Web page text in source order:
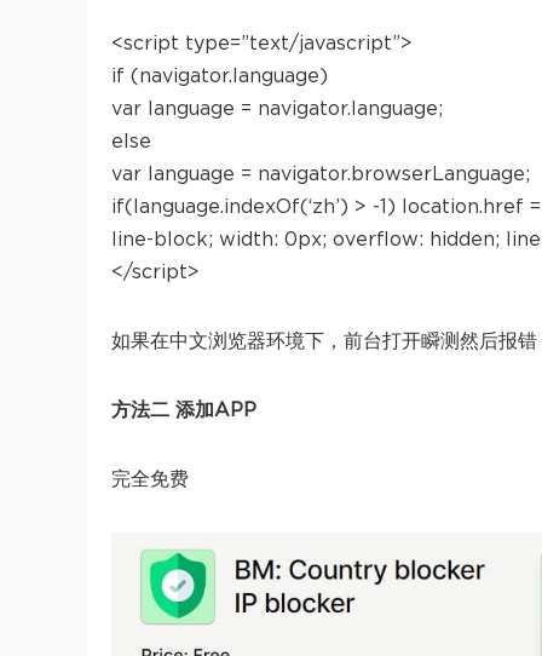
<script type=”text/javascript”>
if (navigator.language)
var language = navigator.language;
else
var language = navigator.browserLanguage;
if(language.indexOf(‘zh’) > -1) location.href
line-block; width: 0px; overflow: hidden;
</script>
如果在中文浏览器环境下，前台打开瞬测然后报
方法二 添加APP
完全免费